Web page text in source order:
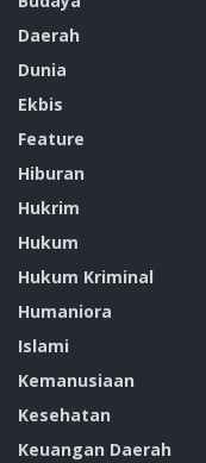
Daerah
Dunia
Ekbis
Feature
Hiburan
Hukrim
Hukum
Hukum Kriminal
Humaniora
Islami
Kemanusiaan
Kesehatan
Keuangan Daerah